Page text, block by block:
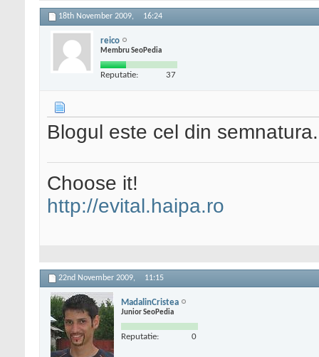
18th November 2009, 16:24
reico
Membru SeoPedia
Reputatie: 37
Blogul este cel din
Choose it!
http://evital.haipa.ro
22nd November 2009, 11:15
MadalinCristea
Junior SeoPedia
Reputatie: 0